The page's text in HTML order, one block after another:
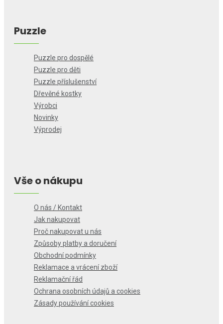
Puzzle
Puzzle pro dospělé
Puzzle pro děti
Puzzle příslušenství
Dřevěné kostky
Výrobci
Novinky
Výprodej
Vše o nákupu
O nás / Kontakt
Jak nakupovat
Proč nakupovat u nás
Způsoby platby a doručení
Obchodní podmínky
Reklamace a vrácení zboží
Reklamační řád
Ochrana osobních údajů a cookies
Zásady používání cookies